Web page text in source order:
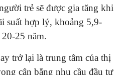
trẻ sẽ được gia tăng khi
suất hợp lý, khoảng 5,9-
25 năm.
trở lại là trung tâm của thị
cân bằng nhu cầu đầu tư